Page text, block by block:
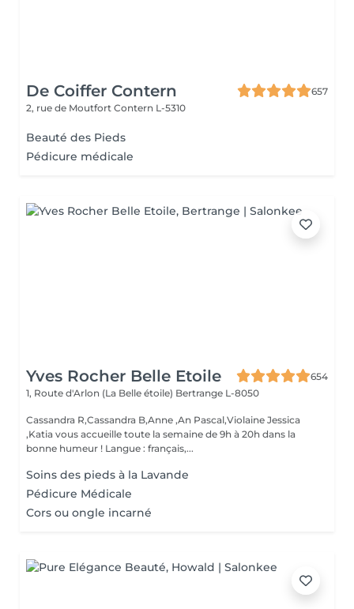
De Coiffer Contern
657
2, rue de Moutfort Contern L-5310
Beauté des Pieds
Pédicure médicale
Yves Rocher Belle Etoile
654
1, Route d'Arlon (La Belle étoile) Bertrange L-8050
Cassandra R,Cassandra B,Anne ,An Pascal,Violaine Jessica
,Katia vous accueille toute la semaine de 9h à 20h dans la
bonne humeur ! Langue : français,...
Soins des pieds à la Lavande
Pédicure Médicale
Cors ou ongle incarné